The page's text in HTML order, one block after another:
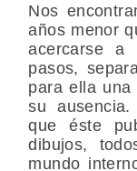
Nos
años menor
acercarse a
pasos,
para ella una
su
que éste
dibujos,
mundo